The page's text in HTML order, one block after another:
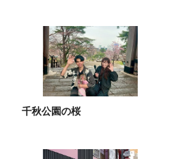
千秋公園の桜